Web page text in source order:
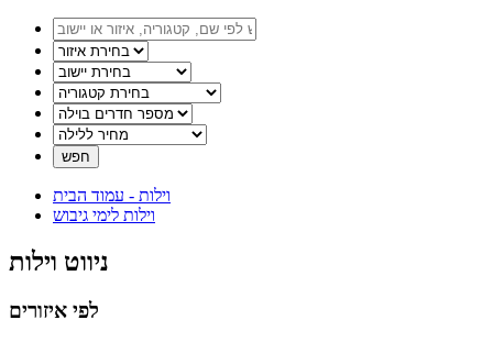
וילות - עמוד הבית
וילות לימי גיבוש
ניווט וילות
לפי איזורים